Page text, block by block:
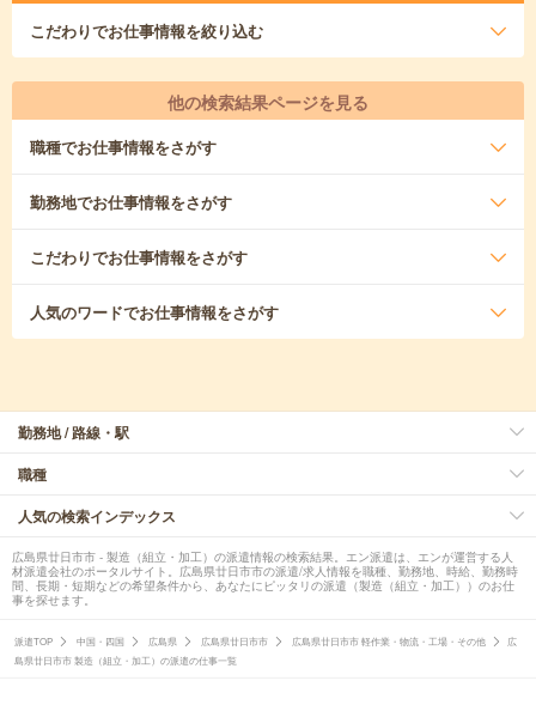
こだわりでお仕事情報を絞り込む
他の検索結果ページを見る
職種でお仕事情報をさがす
勤務地でお仕事情報をさがす
こだわりでお仕事情報をさがす
人気のワードでお仕事情報をさがす
勤務地 / 路線・駅
職種
人気の検索インデックス
広島県廿日市市 - 製造（組立・加工）の派遣情報の検索結果。エン派遣は、エンが運営する人
材派遣会社のポータルサイト。広島県廿日市市の派遣/求人情報を職種、勤務地、時給、勤務時
間、長期・短期などの希望条件から、あなたにピッタリの派遣（製造（組立・加工））のお仕
事を探せます。
派遣TOP 中国・四国 広島県 広島県廿日市市 広島県廿日市市 軽作業・物流・工場・その他
広
島県廿日市市 製造（組立・加工）の派遣の仕事一覧